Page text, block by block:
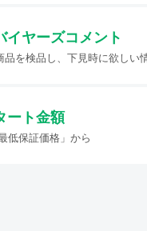
イヤーズコメント
を検品し、下見時に欲しい
ート金額
低保証価格」から